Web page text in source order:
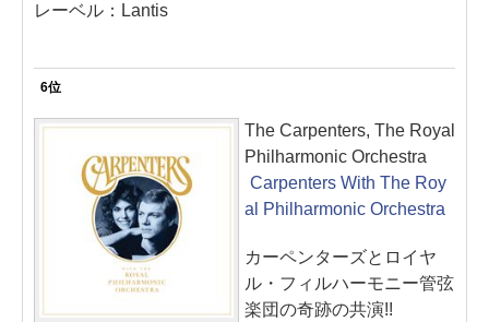
レーベル：Lantis
6位
The Carpenters, The Royal
Philharmonic Orchestra
Carpenters With The Roy
al Philharmonic Orchestra
カーペンターズとロイヤ
ル・フィルハーモニー管弦
楽団の奇跡の共演!!